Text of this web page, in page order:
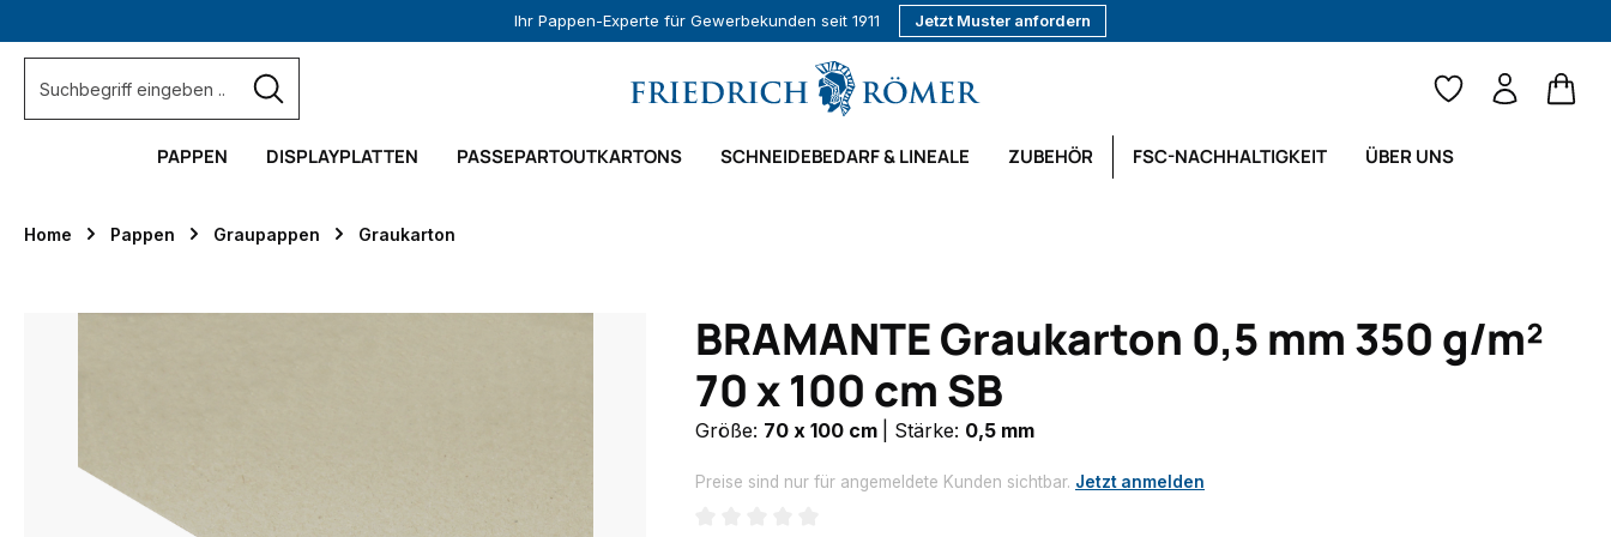
Ihr Pappen-Experte für Gewerbekunden seit 1911 Jetzt Muster anfordern
PAPPEN DISPLAYPLATTEN PASSEPARTOUTKARTONS SCHNEIDEBEDARF & LINEALE ZUBEHÖR FSC-NACHHALTIGKEIT ÜBER UNS
Home Pappen Graupappen Graukarton
BRAMANTE Graukarton 0,5 mm 350 g/m²
70 x 100 cm SB
Größe: 70 x 100 cm Stärke: 0,5 mm
Preise sind nur für angemeldete Kunden sichtbar. Jetzt anmelden